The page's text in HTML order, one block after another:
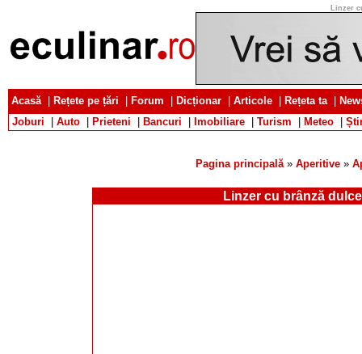
Linzer
Acasă| Rețete pe țări Forum Dicționar Articole Rețeta ta|
Joburi
Auto Prieteni Bancuri Imobiliare Turism Meteo
Pagina principală» Aperitive »
Linzer cu brânză dulce